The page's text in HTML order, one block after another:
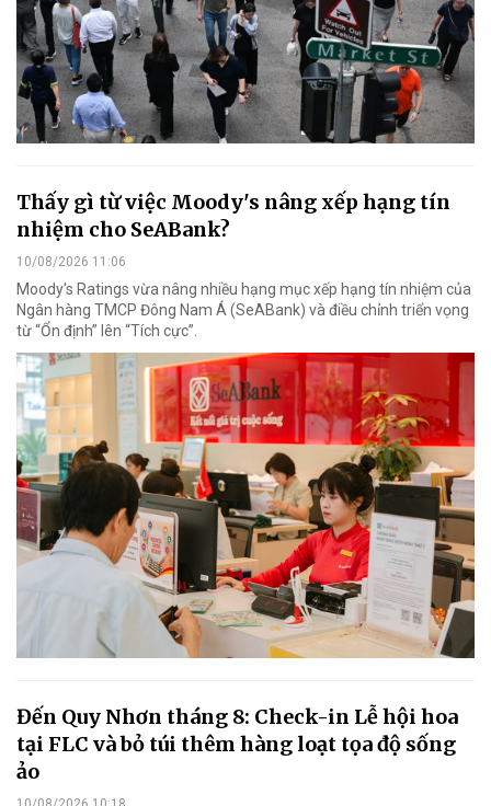
Thấy gì từ việc Moody's nâng xếp hạng tín
nhiệm cho SeABank?
10/08/2026 11:06
Moody's Ratings vừa nâng nhiều hạng mục xếp hạng tín nhiệm của
Ngân hàng TMCP Đông Nam Á (SeABank) và điều chỉnh triển vọng
từ “Ổn định” lên “Tích cực”.
Đến Quy Nhơn tháng 8: Check-in Lễ hội hoa
tại FLC và bỏ túi thêm hàng loạt tọa độ sống
ảo